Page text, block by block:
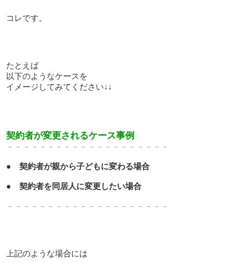
コレです。
たとえば
以下のようなケースを
イメージしてみてください↓↓
契約者が変更されるケース事例
－－－－－－－－－－－－－ －－－－－－－
● 契約者が親から子どもに変わる場合
● 契約者を同居人に変更したい場合
－－－－－－－－－－－－－ －－－－－－－
上記のような場合には